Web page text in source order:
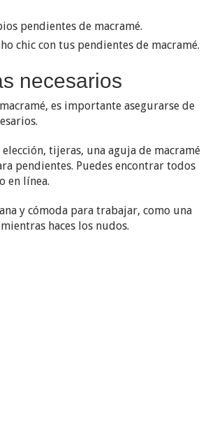
pendientes de macramé.
chic con tus pendientes de macramé.
necesarios
es importante asegurarse de
tijeras, una aguja de macramé
pendientes. Puedes encontrar todos
en línea.
y cómoda para trabajar, como una
haces los nudos.